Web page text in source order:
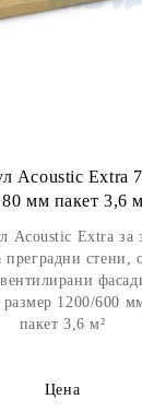
Acoustic Extra
мм пакет 3,6
Acoustic Extra за
преградни стени,
1200/600
пакет 3,6 м²
Цена